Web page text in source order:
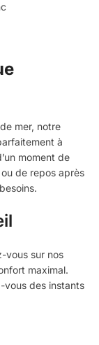
mer, notre
à
moment de
de repos après
vous sur nos
maximal.
vous des instants